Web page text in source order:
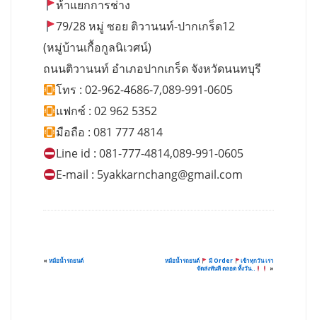
ห้าแยกการช่าง
79/28 หมู่ ซอย ติวานนท์-ปากเกร็ด12
(หมู่บ้านเกื้อกูลนิเวศน์)
ถนนติวานนท์ อำเภอปากเกร็ด จังหวัดนนทบุรี
โทร : 02-962-4686-7,089-991-0605
แฟกซ์ : 02 962 5352
มือถือ : 081 777 4814
Line id : 081-777-4814,089-991-0605
E-mail : 5yakkarnchang@gmail.com
« หม้อน้ำรถยนต์ หม้อน้ำรถยนต์ มี Order
เข้าทุกวัน เรา
จัดส่งทันที ตลอด ทั้งวัน..
»